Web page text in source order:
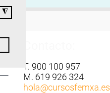
◮
T. 900 100 957
M. 619 926 324
hola@cursosfemxa.es